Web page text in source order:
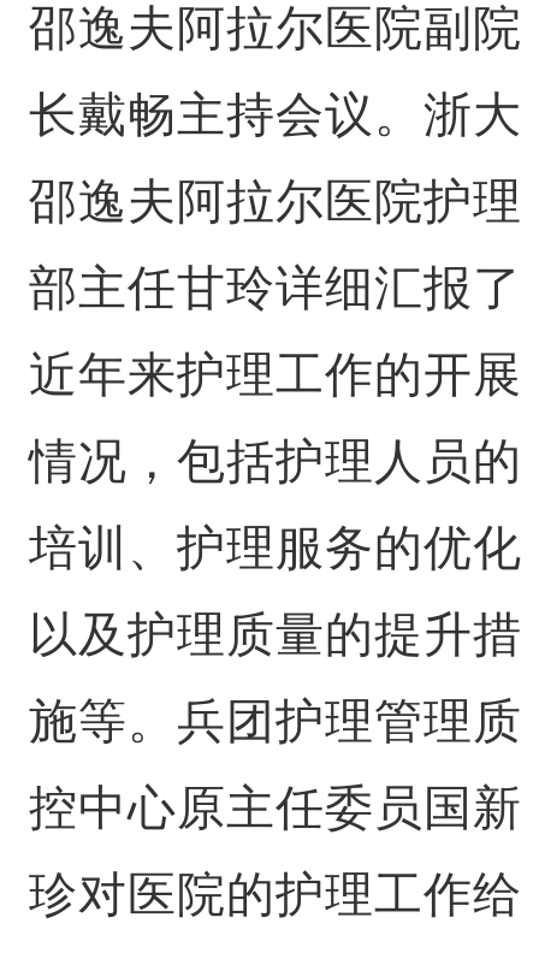
邵逸夫阿拉尔医院副院
长戴畅主持会议。浙大
邵逸夫阿拉尔医院护理
部主任甘玲详细汇报了
近年来护理工作的开展
情况，包括护理人员的
培训、护理服务的优化
以及护理质量的提升措
施等。兵团护理管理质
控中心原主任委员国新
珍对医院的护理工作给